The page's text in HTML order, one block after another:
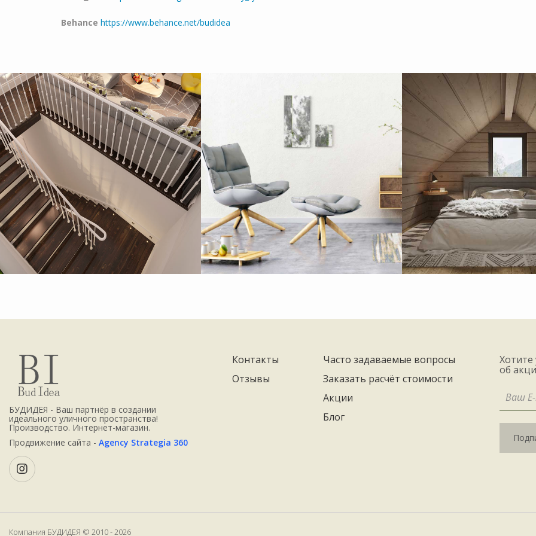
Behance https://www.behance.net/budidea
БУДИДЕЯ - Ваш партнёр в создании
идеального уличного пространства!
Производство. Интернет-магазин.
Продвижение сайта - Agency Strategia 360
Контакты
Отзывы
Часто задаваемые вопросы
Заказать расчёт стоимости
Акции
Блог
об
Компания БУДИДЕЯ © 2010 - 2026